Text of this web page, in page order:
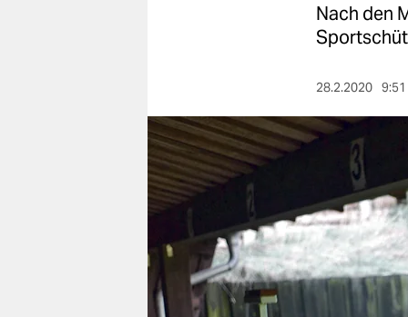
nord
wahrheit
verlag
verlag
veranstaltungen
Nach den
28.2.2020